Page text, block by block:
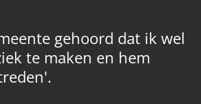
gehoord dat ik wel
te maken en hem